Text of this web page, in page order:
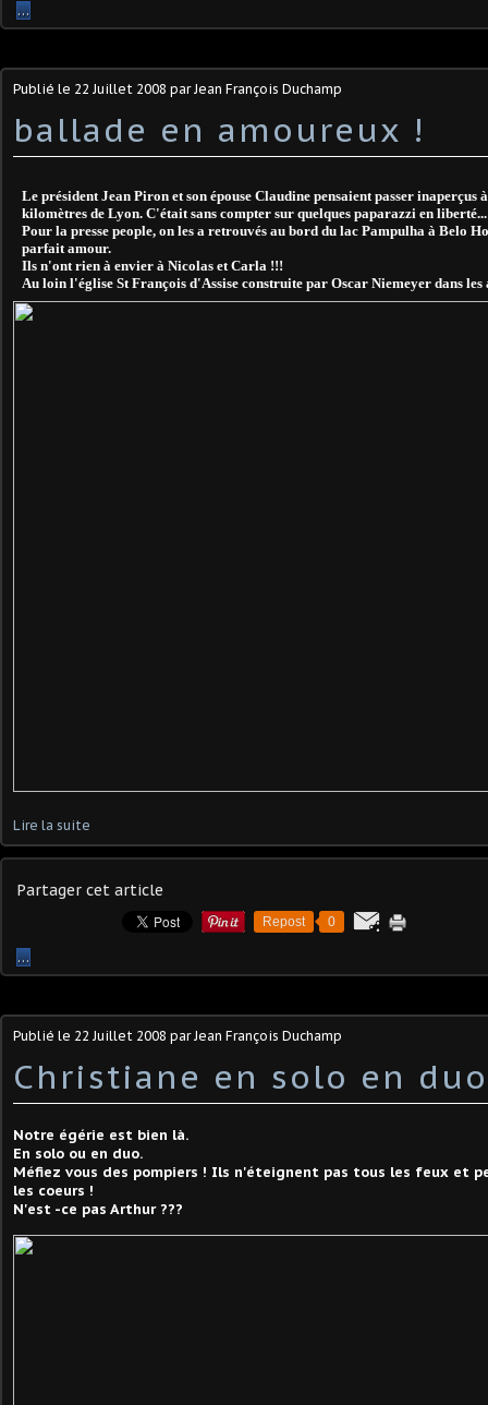
…
Publié le 22 Juillet 2008 par Jean François Duchamp
ballade en amoureux !
Le président Jean Piron et son épouse Claudine pensaient passer inaperçus
kilomètres de Lyon. C'était sans compter sur quelques paparazzi en liberté...
Pour la presse people, on les a retrouvés au bord du lac Pampulha à Belo
parfait amour.
Ils n'ont rien à envier à Nicolas et Carla !!!
Au loin l'église St François d'Assise construite par Oscar Niemeyer dans les
Lire la suite
Partager cet article
Repost 0
…
Publié le 22 Juillet 2008 par Jean François Duchamp
Christiane en solo en
Notre égérie est bien là.
En solo ou en duo.
Méfiez vous des pompiers ! Ils n'éteignent pas tous les feux et
les coeurs !
N'est -ce pas Arthur ???